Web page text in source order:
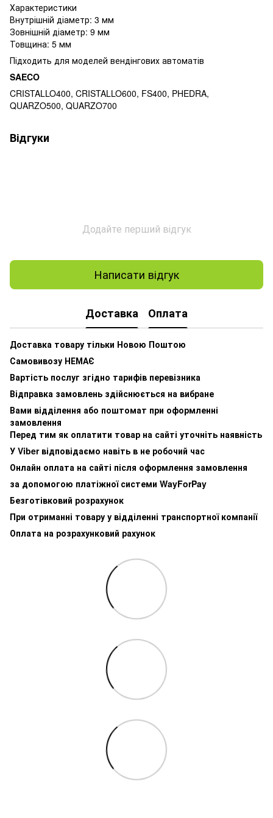
Характеристики
Внутрішній діаметр: 3 мм
Зовнішній діаметр: 9 мм
Товщина: 5 мм
Підходить для моделей вендінгових автоматів
SAECO
CRISTALLO400, CRISTALLO600, FS400, PHEDRA,
QUARZO500, QUARZO700
Відгуки
Додайте перший відгук
Написати відгук
Доставка Оплата
Доставка товару тільки Новою Поштою
Самовивозу НЕМАЄ
Вартість послуг згідно тарифів перевізника
Відправка замовлень здійснюється на вибране
Вами відділення або поштомат при оформленні
замовлення
Перед тим як оплатити товар на сайті уточніть наявність
У Viber відповідаємо навіть в не робочий час
Онлайн оплата на сайті після оформлення замовлення
за допомогою платіжної системи WayForPay
Безготівковий розрахунок
При отриманні товару у відділенні транспортної компанії
Оплата на розрахунковий рахунок